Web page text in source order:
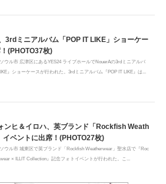
3rdミニアルバム「POP IT LIKE」ショーケー
(PHOTO37枚)
ウル市 広津区にあるYES24 ライブホールでNouerAの3rdミニアルバ
』ショーケースが行われた。3rdミニアルバム『POP IT LIKE』は...
ンヒ＆イロハ、英ブランド「Rockfish Weath
ベントに出席！(PHOTO27枚)
ウル市 城東区で英ブランド「Rockfish Weatherwear」聖水店で『Roc
× ILLIT Collection』記念フォトイベントが行われた。こ...